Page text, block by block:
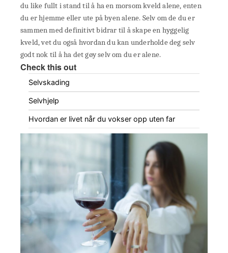
du like fullt i stand til å ha en morsom kveld alene, enten
du er hjemme eller ute på byen alene. Selv om de du er
sammen med definitivt bidrar til å skape en hyggelig
kveld, vet du også hvordan du kan underholde deg selv
godt nok til å ha det gøy selv om du er alene.
Check this out
Selvskading
Selvhjelp
Hvordan er livet når du vokser opp uten far